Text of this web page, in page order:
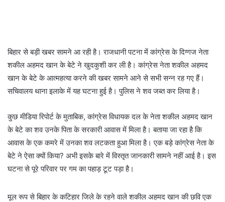
बिहार से बड़ी खबर सामने आ रही है। राजधानी पटना में कांग्रेस के दिग्गज नेता
शकील अहमद खान के बेटे ने खुदकुशी कर ली है। कांग्रेस नेता शकील अहमद
खान के बेटे के आत्महत्या करने की खबर सामने आने से सभी सन्न रह गए हैं।
सचिवालय थाना इलाके में यह घटना हुई है। पुलिस ने शव जब्त कर लिया है।
कुछ मीडिया रिपोर्ट के मुताबिक, कांग्रेस विधायक दल के नेता शकील अहमद खान
के बेटे का शव उनके पिता के सरकारी आवास में मिला है। बताया जा रहा है कि
आवास के एक कमरे में उनका शव लटकता हुआ मिला है। एक बड़े कांग्रेस नेता के
बेटे ने ऐसा क्यों किया? अभी इसके बारे में विस्तृत जानकारी सामने नहीं आई है। इस
घटना से पूरे परिवार पर गम का पहाड़ टूट पड़ा है।
मूल रूप से बिहार के कटिहार जिले के रहने वाले शकील अहमद खान की छवि एक